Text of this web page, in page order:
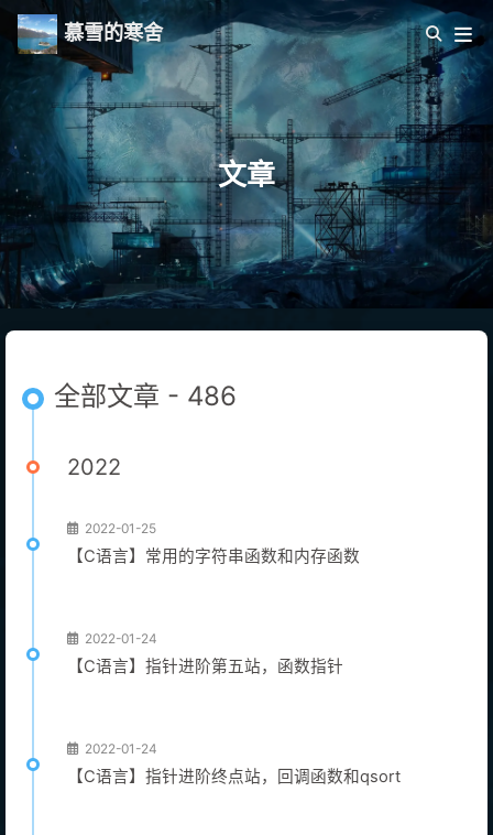
慕雪的寒舍
文章
全部文章 - 486
2022
2022-01-25
【C语言】常用的字符串函数和内存函数
2022-01-24
【C语言】指针进阶第五站，函数指针
2022-01-24
【C语言】指针进阶终点站，回调函数和qsort